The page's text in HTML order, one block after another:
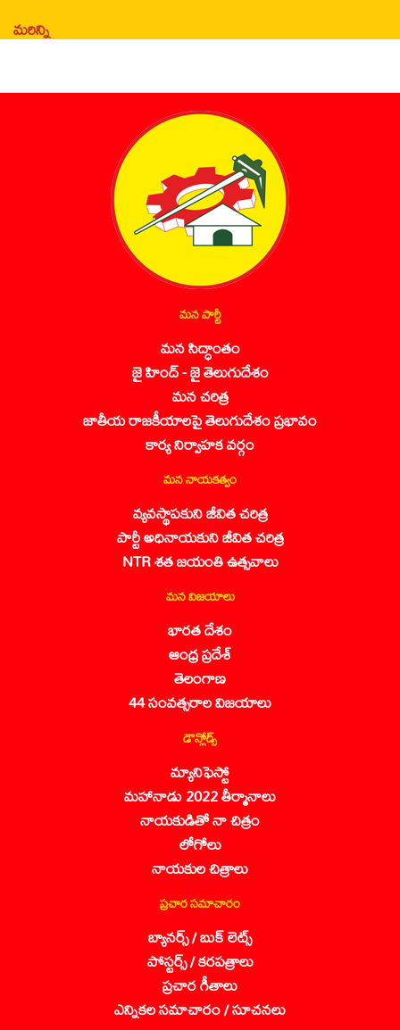
మరిన్ని
మన పార్టీ
మన సిద్ధాంతం
జై హింద్ - జై తెలుగుదేశం
మన చరిత్ర
జాతీయ రాజకీయాలపై తెలుగుదేశం ప్రభావం
కార్య నిర్వాహక వర్గం
మన నాయకత్వం
వ్యవస్థాపకుని జీవిత చరిత్ర
పార్టీ అధినాయకుని జీవిత చరిత్ర
NTR శత జయంతి ఉత్సవాలు
మన విజయాలు
భారత దేశం
ఆంధ్ర ప్రదేశ్
తెలంగాణ
44 సంవత్సరాల విజయాలు
డౌన్లోడ్స్
మ్యానిఫెస్టో
మహానాడు 2022 తీర్మానాలు
నాయకుడితో నా చిత్రం
లోగోలు
నాయకుల చిత్రాలు
ప్రచార సమాచారం
బ్యానర్స్ / బుక్ లెట్స్
పోస్టర్స్ / కరపత్రాలు
ప్రచార గీతాలు
ఎన్నికల సమాచారం / సూచనలు